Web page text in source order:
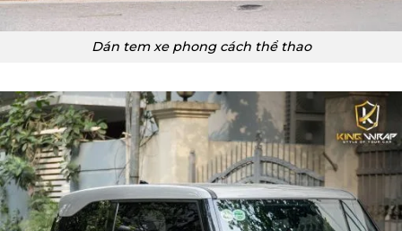
Dán tem xe phong cách thể thao